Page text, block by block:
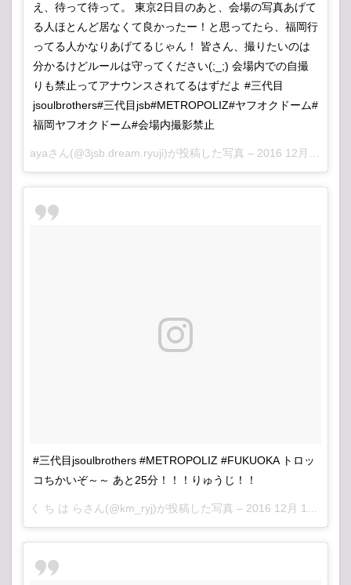
え、待って待って。 東京2日目のあと、会場の写真あげて
る人ほとんど居なくて良かったー！と思ってたら、福岡行
ってる人かなりあげてるじゃん！ 皆さん、撮りたいのは
分かるけどルールは守ってください(;_;) 会場内での自撮
りも禁止ってアナウンスされてるはずだよ #三代目
jsoulbrothers#三代目jsb#METROPOLIZ#ヤフオクドーム#
福岡ヤフオクドーム#会場内撮影禁止
ayaさん(@3jsb.dream.ryuji)が投稿した写真 – 2016 12月 16 1:50午前 PST
#三代目jsoulbrothers #METROPOLIZ #FUKUOKA トロッ
コちかいぞ～～ あと25分！！！りゅうじ！！
く ち は らさん(@km_ryj)が投稿した写真 – 2016 12月 16 1:05午前 PST